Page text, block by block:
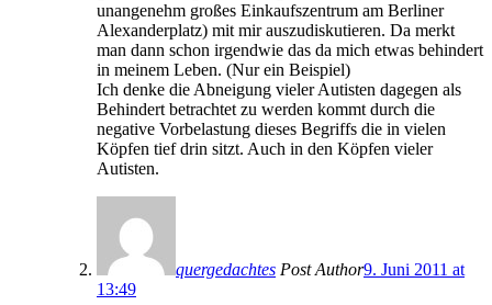
unangenehm großes Einkaufszentrum am Berliner
Alexanderplatz) mit mir auszudiskutieren. Da merkt
man dann schon irgendwie das da mich etwas behindert
in meinem Leben. (Nur ein Beispiel)
Ich denke die Abneigung vieler Autisten dagegen als
Behindert betrachtet zu werden kommt durch die
negative Vorbelastung dieses Begriffs die in vielen
Köpfen tief drin sitzt. Auch in den Köpfen vieler
Autisten.
quergedachtes Post Author9. Juni 2011 at
13:49